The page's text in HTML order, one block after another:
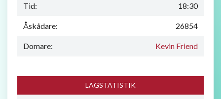
Tid: 18:30
Åskådare: 26854
Domare: Kevin Friend
LAGSTATISTIK